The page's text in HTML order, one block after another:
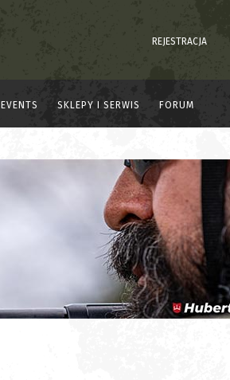
REJESTRACJA
EVENTS SKLEPY I SERWIS FORUM